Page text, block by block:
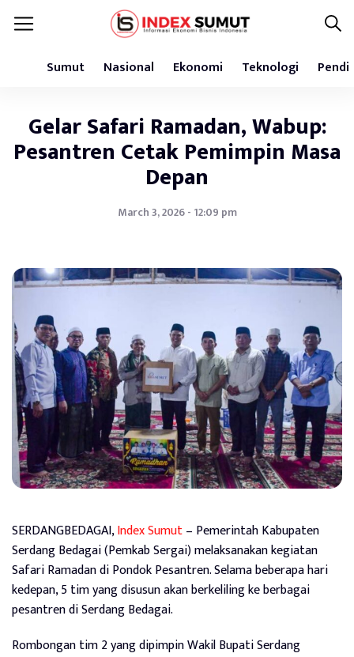
Sumut Nasional Ekonomi Teknologi
Gelar Safari Ramadan, Wabup:
Pesantren Cetak Pemimpin Masa
Depan
March 3, 2026 - 12:09 pm
SERDANGBEDAGAI,Index Sumut– Pemerintah Kabupaten
Serdang Bedagai (Pemkab Sergai) melaksanakan kegiatan
Safari Ramadan di Pondok Pesantren. Selama beberapa hari
kedepan, 5 tim yang disusun akan berkeliling ke berbagai
pesantren di Serdang Bedagai.
Rombongan tim 2 yang dipimpin Wakil Bupati Serdang